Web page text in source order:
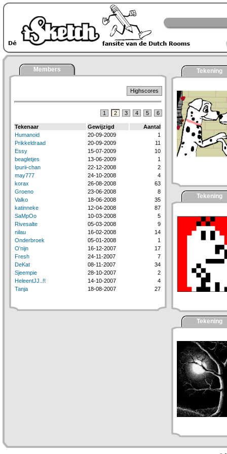
Members
Highscores
1 2 3 4 5 6
Tekenaar Gewijzigd
Aantal
Humanoid
20-09-2009
1
Prikkeldraad
20-09-2009
11
Essy
15-07-2009
10
beagletjes
13-06-2009
1
Ipurii-chan
22-12-2008
2
may777
24-10-2008
4
korax
26-08-2008
63
Groeno
23-06-2008
8
Valko
18-06-2008
35
katinneke
12-04-2008
87
SaMpOo
10-03-2008
5
Rivesalte
05-03-2008
9
nilau
16-02-2008
14
Onderbroek
05-01-2008
1
O'nijn
16-12-2007
17
Fresh
24-11-2007
7
DeKat
08-11-2007
34
Sjeempie
28-10-2007
2
HeleentJJ..!!
14-10-2007
4
Tanja
18-08-2007 27
Tekening
Tekening
Tekening